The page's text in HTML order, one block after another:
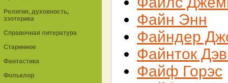
Файн Энн
Файндер
Файнток
Файф Горэс
Религия, духовность,
эзотерика
Справочная литература
Старинное
Фантастика
Фольклор